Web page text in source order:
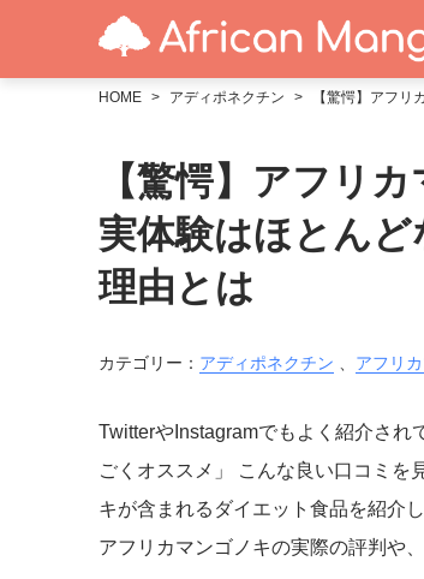
HOME アディポネクチン 【驚愕】アフ
【驚愕】アフリ
実体験はほとん
理由とは
カテゴリー： アディポネクチン アフリ
TwitterやInstagramでもよく紹介され
ごくオススメ」 こんな良い口コミを
キが含まれるダイエット食品を紹介
アフリカマンゴノキの実際の評判や